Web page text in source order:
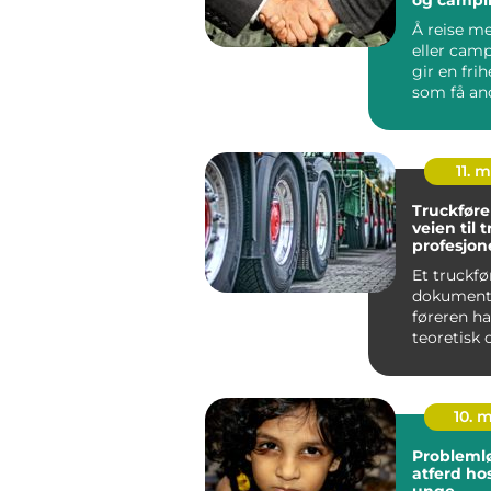
vestlandet
Å reise
eller
gir en
som få
matche.
11.
veien til
Et
føreren
teoretisk
10.
atferd